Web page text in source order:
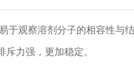
于观察溶剂分子的相容性与结
力强，更加稳定。